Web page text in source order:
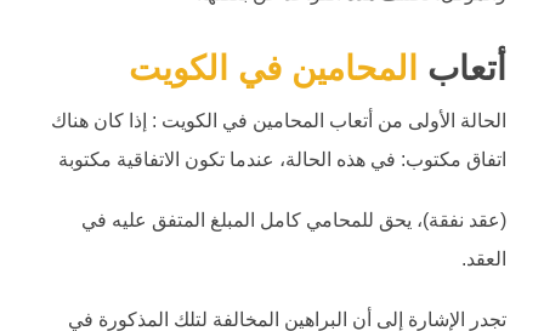
أتعاب المحامين في الكويت
الحالة الأولى من أتعاب المحامين في الكويت : إذا كان هناك
اتفاق مكتوب: في هذه الحالة، عندما تكون الاتفاقية مكتوبة
(عقد نفقة)، يحق للمحامي كامل المبلغ المتفق عليه في
العقد.
تجدر الإشارة إلى أن البراهين المخالفة لتلك المذكورة في